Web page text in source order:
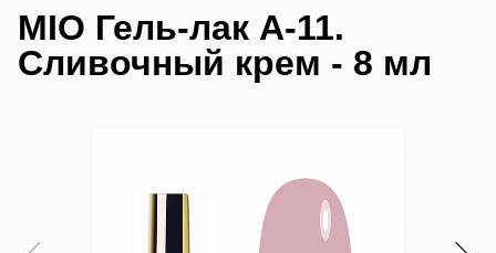
MIO Гель-лак A-11.
Сливочный крем - 8 мл